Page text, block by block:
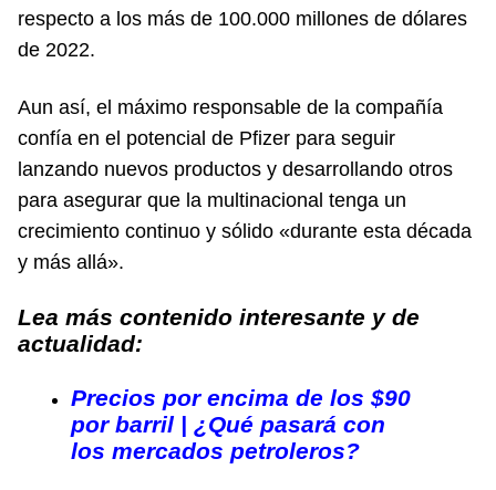
respecto a los más de 100.000 millones de dólares
de 2022.
Aun así, el máximo responsable de la compañía
confía en el potencial de Pfizer para seguir
lanzando nuevos productos y desarrollando otros
para asegurar que la multinacional tenga un
crecimiento continuo y sólido «durante esta década
y más allá».
Lea más contenido interesante y de
actualidad:
Precios por encima de los $90
por barril | ¿Qué pasará con
los mercados petroleros?